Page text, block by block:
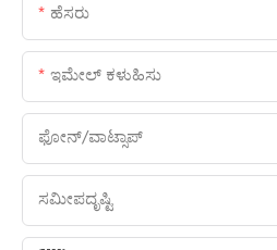
ಹೆಸರು
ಇಮೇಲ್ ಕಳುಹಿಸು
ಫೋನ್/ವಾಟ್ಸಾಪ್
ಸಮೀಪದೃಷ್ಟಿ